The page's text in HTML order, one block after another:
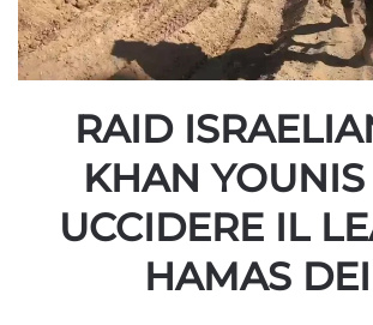
RAID
KHAN YOUNIS
UCCIDERE IL
HAMAS